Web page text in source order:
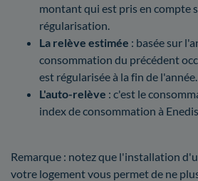
montant qui est pris en compte
régularisation.
La relève estimée : basée sur
consommation du précédent
est régularisée à la fin de l'année.
L'auto-relève : c'est le
index de consommation à Enedis.
Remarque : notez que l'installation
votre logement vous permet de ne